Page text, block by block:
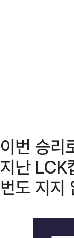
이번 승리
지난 LCK
번도 지지